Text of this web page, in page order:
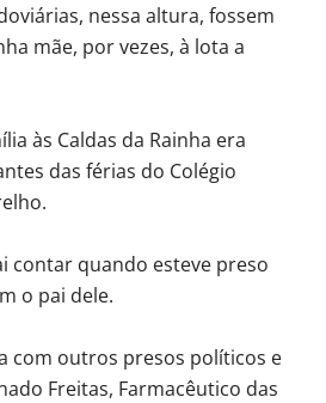
nessa altura, fossem
mãe, por vezes, à lota a
às Caldas da Rainha era
das férias do Colégio
contar quando esteve preso
o pai dele.
com outros presos políticos e
Freitas, Farmacêutico das